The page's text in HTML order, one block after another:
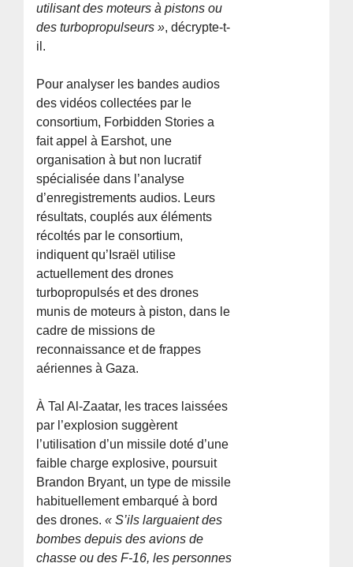
utilisant des moteurs à pistons ou
des turbopropulseurs », décrypte-t-
il.
Pour analyser les bandes audios
des vidéos collectées par le
consortium, Forbidden Stories a
fait appel à Earshot, une
organisation à but non lucratif
spécialisée dans l’analyse
d’enregistrements audios. Leurs
résultats, couplés aux éléments
récoltés par le consortium,
indiquent qu’Israël utilise
actuellement des drones
turbopropulsés et des drones
munis de moteurs à piston, dans le
cadre de missions de
reconnaissance et de frappes
aériennes à Gaza.
À Tal Al-Zaatar, les traces laissées
par l’explosion suggèrent
l’utilisation d’un missile doté d’une
faible charge explosive, poursuit
Brandon Bryant, un type de missile
habituellement embarqué à bord
des drones.« S’ils larguaient des
bombes depuis des avions de
chasse ou des F-16, les personnes